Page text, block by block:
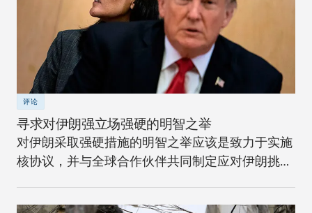
评论
寻求对伊朗强立场强硬的明智之举
对伊朗采取强硬措施的明智之举应该是致力于实施
核协议，并与全球合作伙伴共同制定应对伊朗挑战